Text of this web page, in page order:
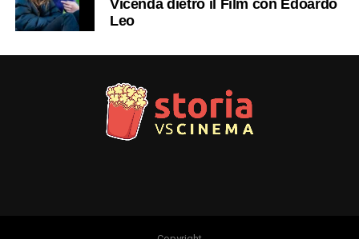
Vicenda dietro il Film con Edoardo
Leo